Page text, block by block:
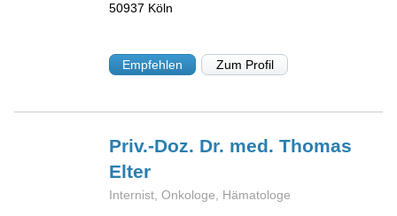
50937 Köln
Empfehlen Zum Profil
Priv.-Doz. Dr. med. Thomas
Elter
Internist, Onkologe, Hämatologe